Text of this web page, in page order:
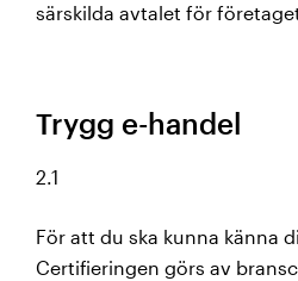
särskilda avtalet för
Trygg e-handel
2.1
För att du ska kunna känna
Certifieringen görs av